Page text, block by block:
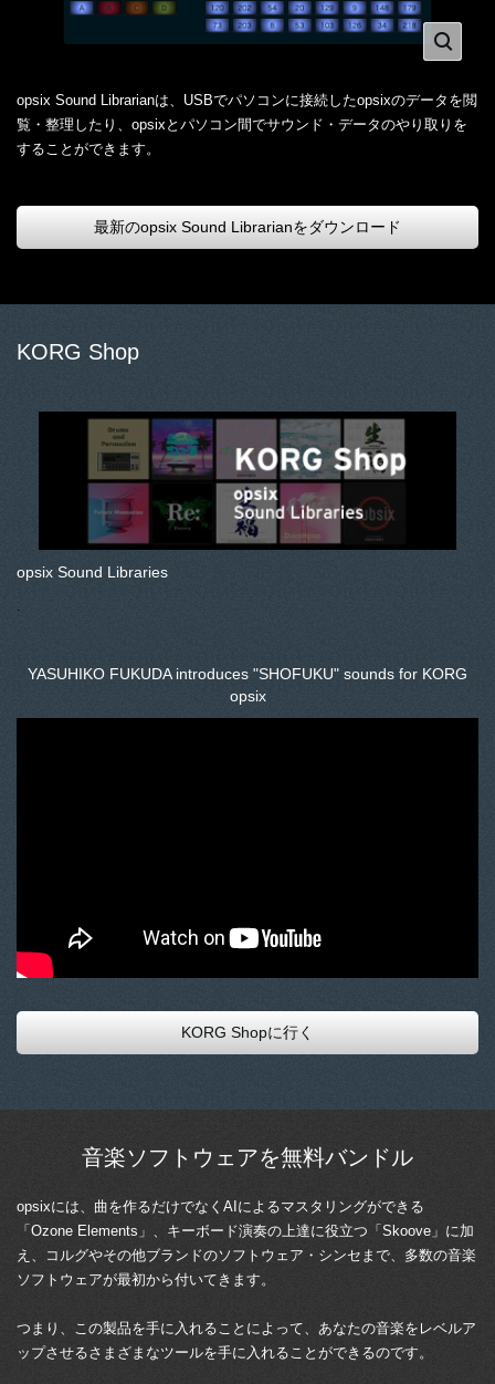
opsix Sound Librarianは、USBでパソコンに接続したopsixのデータを閲
覧・整理したり、opsixとパソコン間でサウンド・データのやり取りを
することができます。
最新のopsix Sound Librarianをダウンロード
KORG Shop
opsix Sound Libraries
.
YASUHIKO FUKUDA introduces "SHOFUKU" sounds for KORG
opsix
KORG Shopに行く
音楽ソフトウェアを無料バンドル
opsixには、曲を作るだけでなくAIによるマスタリングができる
「Ozone Elements」、キーボード演奏の上達に役立つ「Skoove」に加
え、コルグやその他ブランドのソフトウェア・シンセまで、多数の音楽
ソフトウェアが最初から付いてきます。
つまり、この製品を手に入れることによって、あなたの音楽をレベルア
ップさせるさまざまなツールを手に入れることができるのです。